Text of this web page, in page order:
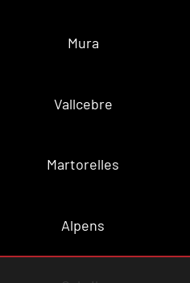
Mura
Vallcebre
Martorelles
Alpens